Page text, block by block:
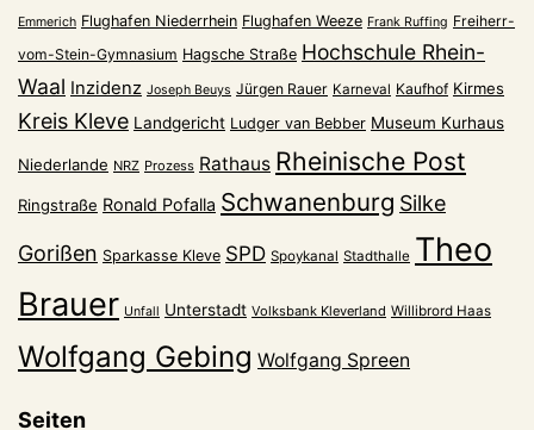
Emmerich Flughafen Niederrhein Flughafen Weeze Frank Ruffing Freiherr-
vom-Stein-Gymnasium Hagsche Straße Hochschule Rhein-
Waal Inzidenz Joseph Beuys Jürgen Rauer Karneval Kaufhof Kirmes
Kreis Kleve Landgericht Ludger van Bebber Museum Kurhaus
Niederlande NRZ Prozess Rathaus Rheinische Post
Ringstraße Ronald Pofalla Schwanenburg Silke
Gorißen Sparkasse Kleve SPD Spoykanal Stadthalle Theo
Brauer Unfall Unterstadt Volksbank Kleverland Willibrord Haas
Wolfgang Gebing Wolfgang Spreen
Seiten